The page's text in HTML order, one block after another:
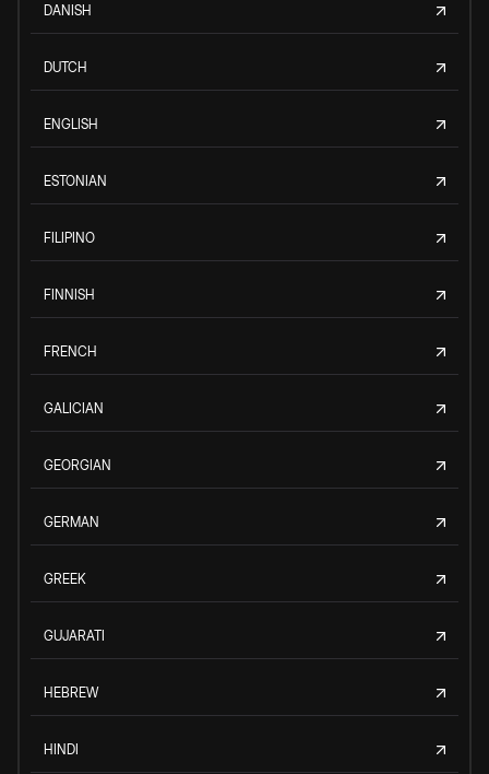
DANISH
DUTCH
ENGLISH
ESTONIAN
FILIPINO
FINNISH
FRENCH
GALICIAN
GEORGIAN
GERMAN
GREEK
GUJARATI
HEBREW
HINDI